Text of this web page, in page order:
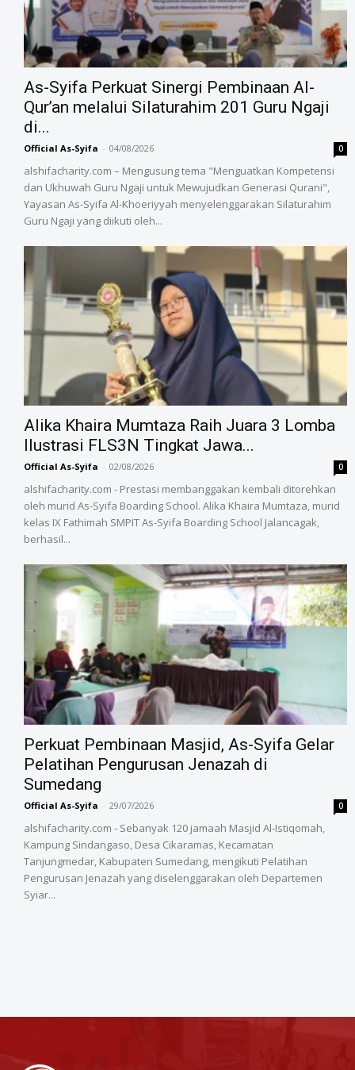
As-Syifa Perkuat Sinergi Pembinaan Al-
Qur’an melalui Silaturahim 201 Guru Ngaji
di...
Official As-Syifa - 04/08/2026 0
alshifacharity.com – Mengusung tema "Menguatkan Kompetensi
dan Ukhuwah Guru Ngaji untuk Mewujudkan Generasi Qurani",
Yayasan As-Syifa Al-Khoeriyyah menyelenggarakan Silaturahim
Guru Ngaji yang diikuti oleh...
Alika Khaira Mumtaza Raih Juara 3 Lomba
Ilustrasi FLS3N Tingkat Jawa...
Official As-Syifa - 02/08/2026 0
alshifacharity.com - Prestasi membanggakan kembali ditorehkan
oleh murid As-Syifa Boarding School. Alika Khaira Mumtaza, murid
kelas IX Fathimah SMPIT As-Syifa Boarding School Jalancagak,
berhasil...
‎Perkuat Pembinaan Masjid, As-Syifa Gelar
Pelatihan Pengurusan Jenazah di
Sumedang
Official As-Syifa - 29/07/2026 0
alshifacharity.com - Sebanyak 120 jamaah Masjid Al-Istiqomah,
Kampung Sindangaso, Desa Cikaramas, Kecamatan
Tanjungmedar, Kabupaten Sumedang, mengikuti Pelatihan
Pengurusan Jenazah yang diselenggarakan oleh Departemen
Syiar...